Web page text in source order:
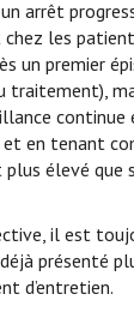
arrêt
les
un premier
traitement),
continue
et en tenant
plus élevé
il est
présenté
d’entretien.